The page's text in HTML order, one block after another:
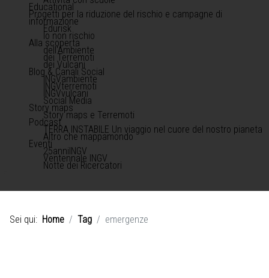
Educational
Progetti per la riduzione del rischio e campagne di
informazione
Edurisk
Io non rischio
Alla scoperta
dell'Ambiente
dei Terremoti
dei Vulcani
Blog & Canali Social
INGVambiente
INGVterremoti
INGVvulcani
Social Media
Story maps
Story maps e Terremoti
Podcast
TERRA INSTABILE Un viaggio nel cuore del nostro pianeta
Altro che mappamondo
Eventi
25anniINGV
Ventennale INGV
Notte dei Ricercatori
Sei qui: Home Tag emergenze